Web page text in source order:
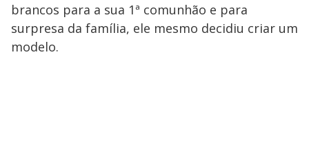
brancos para a sua 1ª comunhão e para
surpresa da família, ele mesmo decidiu criar um
modelo.